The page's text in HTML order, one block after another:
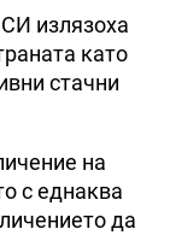
излязоха
като
стачни
на
с еднаква
да